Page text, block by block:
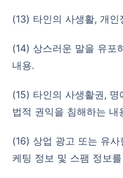
(13) 타인의 사생활, 개
(14) 상스러운 말을 유포하여 사회의 공서양속을 해치는
내용.
(15) 타인의 사생활권, 명예권, 초상권, 지식재산권 등 합
법적 권익을 침해하는 내
(16) 상업 광고 또는 유사한 상업적 권유 정보, 과도한 마
케팅 정보 및 스팸 정보